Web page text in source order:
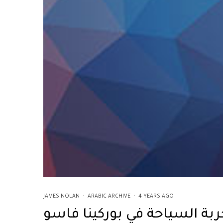
JAMES NOLAN · ARABIC ARCHIVE · 4 YEARS AGO
السياحة في بوركينا فاسو